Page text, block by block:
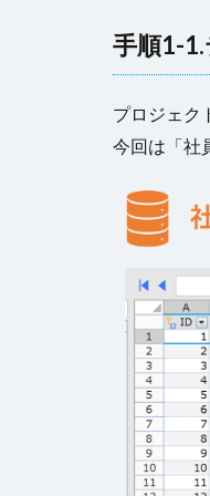
手順1-
プロジェク
今回は「社